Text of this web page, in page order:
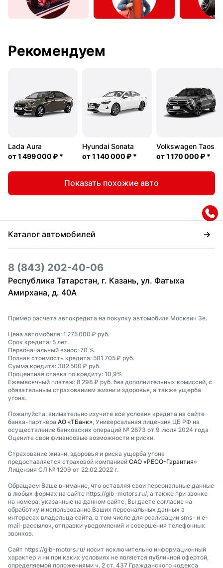
Рекомендуем
Lada Aura
от1 499 000 ₽ *
Hyundai Sonata
от1 140 000 ₽ *
Volkswagen Taos
от1 170 000 ₽ *
Показать похожие авто
Каталог автомобилей
8 (843) 202-40-06
Республика Татарстан, г. Казань, ул. Фатыха
Амирхана, д. 40А
Пример расчета автокредита на покупку автомобиля Москвич 3e.
Цена автомобиля: 1 275 000 ₽ руб.
Срок кредита: 5 лет.
Первоначальный взнос: 70 %.
Полная стоимость кредита: 501 705 ₽ руб.
Сумма кредита: 382 500 ₽ руб.
Процентная ставка по кредиту: 10,9%
Ежемесячный платеж: 8 298 ₽ руб. без дополнительных комиссий, с
обязательным страхованием жизни и здоровья, а также ущерба
угона.
Пожалуйста, внимательно изучите все условия кредита на сайте
банка-партнера АО «ТБанк» , Универсальная лицензия ЦБ РФ на
осуществление банковских операций № 2673 от 9 июля 2024 года
Оцените свои финансовые возможности и риски.
Страхование жизни, здоровья и риска ущерба угона
предоставляется страховой компанией САО «РЕСО-Гарантия»
Лицензия СЛ № 1209 от 22.02.2022 г.
Обращаем Ваше внимание, что оставляя свои персональные данные
в любых формах на сайте https://glb-motors.ru/, а также при звонке
на номера, указанные на данном сайте, Вы даете согласие на
обработку и использование Ваших персональных данных в
интересах владельца сайта, в том числе для реализации sms- и e-
mail-рассылок, отправки уведомлений и совершения телефонных
звонков.
Сайт https://glb-motors.ru/ носит исключительно информационный
характер и ни при каких условиях не является публичной офертой,
определяемой положениями ч. 2 ст. 437 Гражданского кодекса